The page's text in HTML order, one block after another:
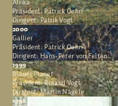
Afrika
Präsident: Patrick Oehri
Dirigent: Patrik Vogt
2000
Gallier
Präsident: Patrick Oehri
Dirigent: Hans-Peter von Felten
1999
Blauer Planet
Präsident: Roland Vogt
Dirigent: Martin Nägele
1998